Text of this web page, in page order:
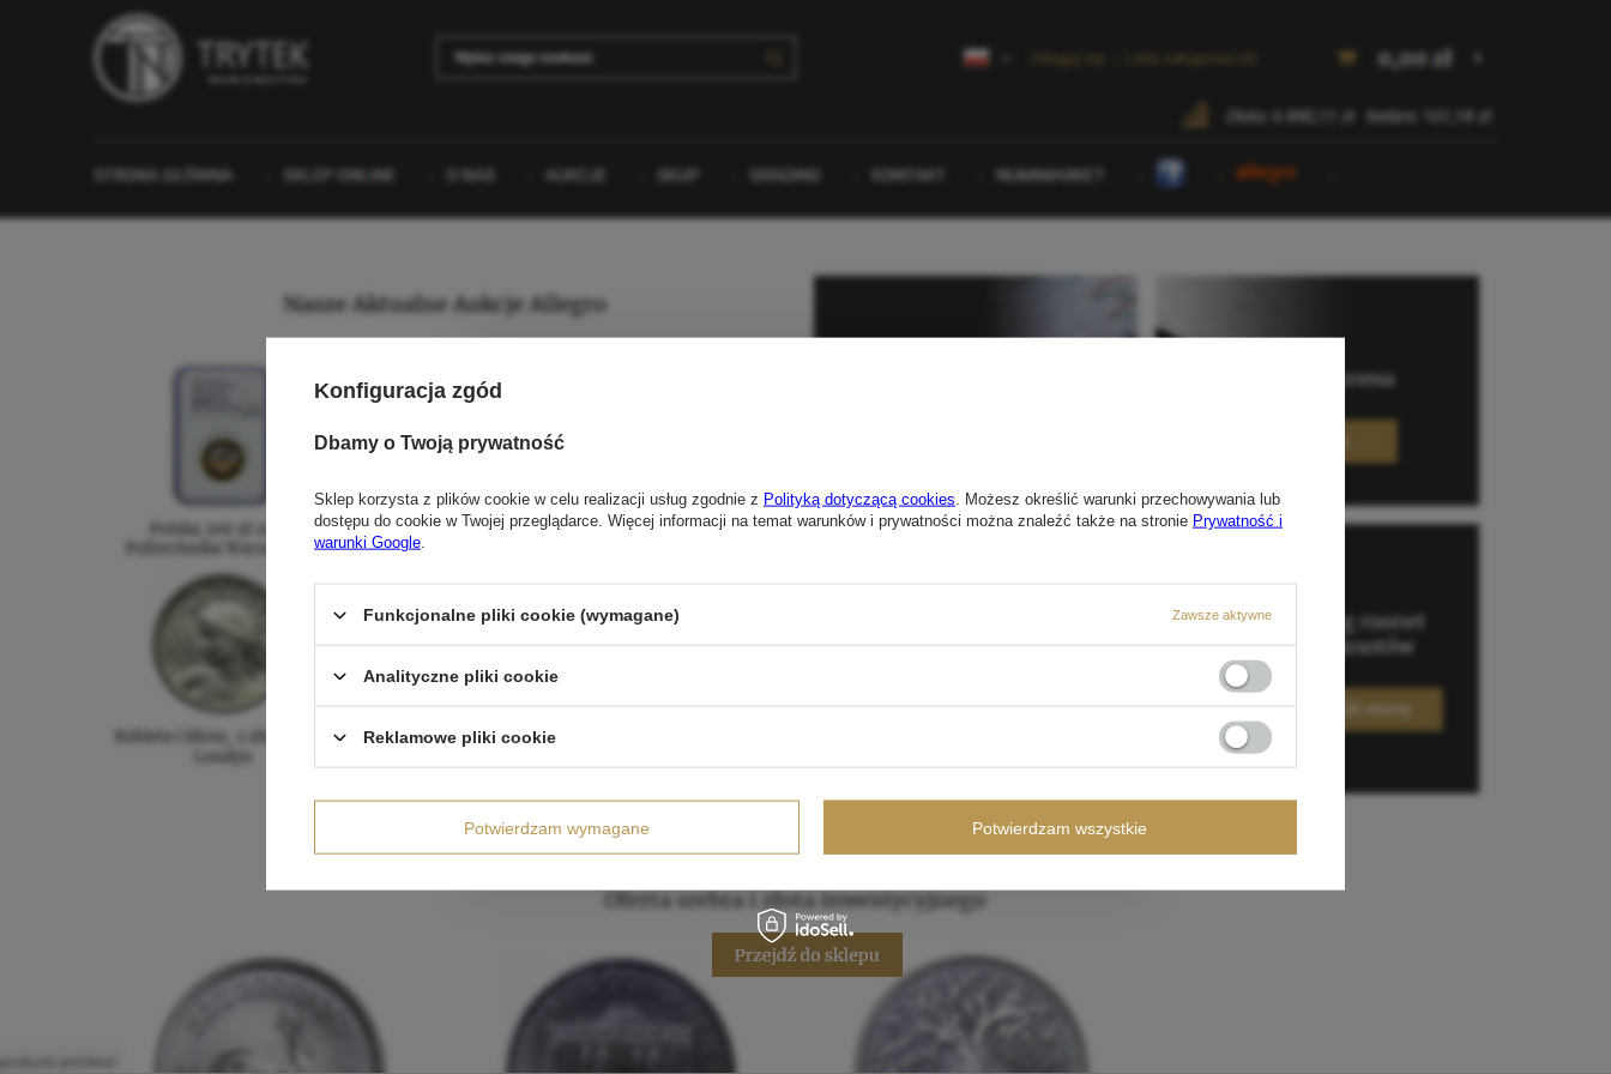
Konfiguracja zgód
Dbamy o Twoją prywatność
Sklep korzysta z plików cookie w celu realizacji usług zgodnie z Polityką dotyczącą cookies . Możesz określić warunki przechowywania lub
dostępu do cookie w Twojej przeglądarce. Więcej informacji na temat warunków i prywatności można znaleźć także na stronie Prywatność i
warunki Google
Funkcjonalne pliki cookie (wymagane) Zawsze aktywne
Analityczne pliki cookie
Reklamowe pliki cookie
Potwierdzam wymagane Potwierdzam wszystkie